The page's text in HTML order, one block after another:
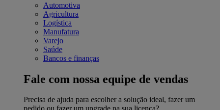
Automotiva
Agricultura
Logística
Manufatura
Varejo
Saúde
Bancos e finanças
Fale com nossa equipe de vendas
Precisa de ajuda para escolher a solução ideal, fazer um